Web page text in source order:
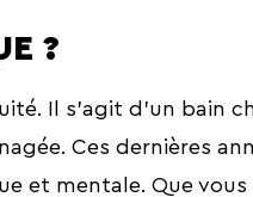
?
Il s’agit d’un bain
Ces dernières
et mentale. Que vous